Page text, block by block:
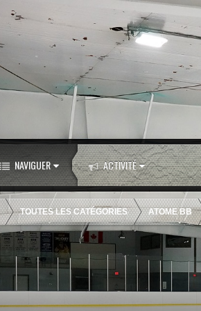
NAVIGUER ACTIVITÉ
TOUTES LES CATÉGORIES ATOME BB